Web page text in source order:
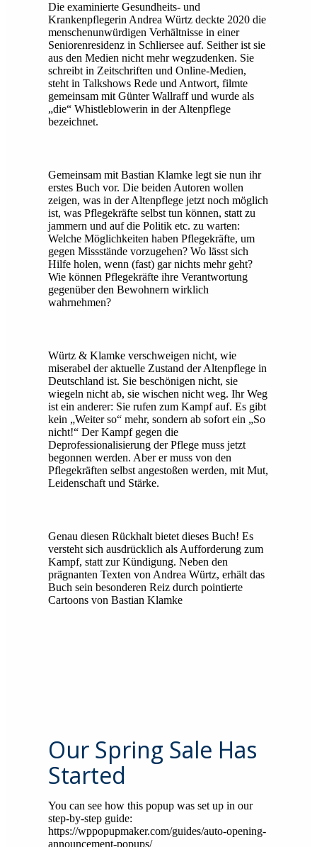
Die examinierte Gesundheits- und
Krankenpflegerin Andrea Würtz deckte 2020 die
menschenunwürdigen Verhältnisse in einer
Seniorenresidenz in Schliersee auf. Seither ist sie
aus den Medien nicht mehr wegzudenken. Sie
schreibt in Zeitschriften und Online-Medien,
steht in Talkshows Rede und Antwort, filmte
gemeinsam mit Günter Wallraff und wurde als
„die“ Whistleblowerin in der Altenpflege
bezeichnet.
Gemeinsam mit Bastian Klamke legt sie nun ihr
erstes Buch vor. Die beiden Autoren wollen
zeigen, was in der Altenpflege jetzt noch möglich
ist, was Pflegekräfte selbst tun können, statt zu
jammern und auf die Politik etc. zu warten:
Welche Möglichkeiten haben Pflegekräfte, um
gegen Missstände vorzugehen? Wo lässt sich
Hilfe holen, wenn (fast) gar nichts mehr geht?
Wie können Pflegekräfte ihre Verantwortung
gegenüber den Bewohnern wirklich
wahrnehmen?
Würtz & Klamke verschweigen nicht, wie
miserabel der aktuelle Zustand der Altenpflege in
Deutschland ist. Sie beschönigen nicht, sie
wiegeln nicht ab, sie wischen nicht weg. Ihr Weg
ist ein anderer: Sie rufen zum Kampf auf. Es gibt
kein „Weiter so“ mehr, sondern ab sofort ein „So
nicht!“ Der Kampf gegen die
Deprofessionalisierung der Pflege muss jetzt
begonnen werden. Aber er muss von den
Pflegekräften selbst angestoßen werden, mit Mut,
Leidenschaft und Stärke.
Genau diesen Rückhalt bietet dieses Buch! Es
versteht sich ausdrücklich als Aufforderung zum
Kampf, statt zur Kündigung. Neben den
prägnanten Texten von Andrea Würtz, erhält das
Buch sein besonderen Reiz durch pointierte
Cartoons von Bastian Klamke
Our Spring Sale Has
Started
You can see how this popup was set up in our
step-by-step guide:
https://wppopupmaker.com/guides/auto-opening-
announcement-popups/